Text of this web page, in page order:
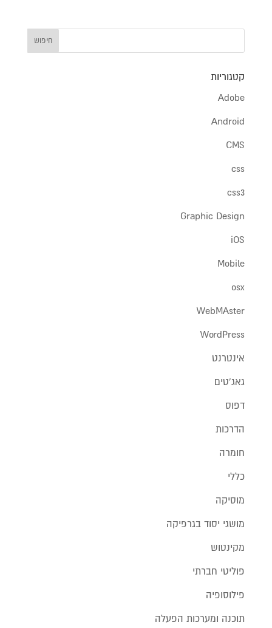
קטגוריות
Adobe
Android
CMS
css
css3
Graphic Design
iOS
Mobile
osx
WebMAster
WordPress
אינטרנט
גאג'טים
דפוס
הדרכות
חומרה
כללי
מוסיקה
מושגי יסוד בגרפיקה
מקינטוש
פוליטי חברתי
פילוסופיה
תוכנה ומערכות הפעלה